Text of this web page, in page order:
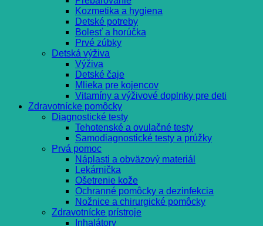
Kozmetika a hygiena
Detské potreby
Bolesť a horúčka
Prvé zúbky
Detská výživa
Výživa
Detské čaje
Mlieka pre kojencov
Vitamíny a výživové doplnky pre deti
Zdravotnícke pomôcky
Diagnostické testy
Tehotenské a ovulačné testy
Samodiagnostické testy a prúžky
Prvá pomoc
Náplasti a obväzový materiál
Lekárnička
Ošetrenie kože
Ochranné pomôcky a dezinfekcia
Nožnice a chirurgické pomôcky
Zdravotnícke prístroje
Inhalátory